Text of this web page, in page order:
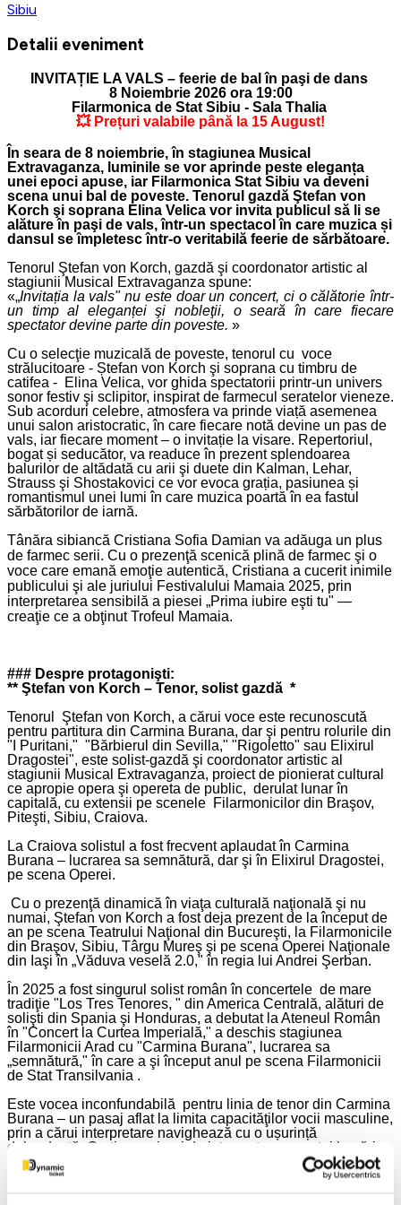
Sibiu
Detalii eveniment
INVITAȚIE LA VALS – feerie de bal în paşi de dans
8 Noiembrie 2026 ora 19:00
Filarmonica de Stat Sibiu - Sala Thalia
💥 Prețuri valabile până la 15 August!
În seara de 8 noiembrie, în stagiunea Musical
Extravaganza, luminile se vor aprinde peste eleganța
unei epoci apuse, iar Filarmonica Stat Sibiu va deveni
scena unui bal de poveste. Tenorul gazdă Ştefan von
Korch şi soprana Elina Velica vor invita publicul să li se
alăture în paşi de vals, într-un spectacol în care muzica și
dansul se împletesc într-o veritabilă feerie de sărbătoare.
Tenorul Ştefan von Korch, gazdă şi coordonator artistic al
stagiunii Musical Extravaganza spune:
«Invitația la vals" nu este doar un concert, ci o călătorie într-
un timp al eleganței şi nobleţii, o seară în care fiecare
spectator devine parte din poveste. »
Cu o selecţie muzicală de poveste, tenorul cu voce
strălucitoare - Ștefan von Korch şi soprana cu timbru de
catifea - Elina Velica, vor ghida spectatorii printr-un univers
sonor festiv şi sclipitor, inspirat de farmecul seratelor vieneze.
Sub acorduri celebre, atmosfera va prinde viață asemenea
unui salon aristocratic, în care fiecare notă devine un pas de
vals, iar fiecare moment – o invitație la visare. Repertoriul,
bogat și seducător, va readuce în prezent splendoarea
balurilor de altădată cu arii şi duete din Kalman, Lehar,
Strauss şi Shostakovici ce vor evoca grația, pasiunea și
romantismul unei lumi în care muzica poartă în ea fastul
sărbătorilor de iarnă.
Tânăra sibiancă Cristiana Sofia Damian va adăuga un plus
de farmec serii. Cu o prezenţă scenică plină de farmec şi o
voce care emană emoţie autentică, Cristiana a cucerit inimile
publicului şi ale juriului Festivalului Mamaia 2025, prin
interpretarea sensibilă a piesei „Prima iubire eşti tu" —
creaţie ce a obţinut Trofeul Mamaia.
### Despre protagonişti:
** Ştefan von Korch – Tenor, solist gazdă *
Tenorul Ştefan von Korch, a cărui voce este recunoscută
pentru partitura din Carmina Burana, dar şi pentru rolurile din
"I Puritani," "Bărbierul din Sevilla," "Rigoletto" sau Elixirul
Dragostei", este solist-gazdă şi coordonator artistic al
stagiunii Musical Extravaganza, proiect de pionierat cultural
ce apropie opera şi opereta de public, derulat lunar în
capitală, cu extensii pe scenele Filarmonicilor din Braşov,
Piteşti, Sibiu, Craiova.
La Craiova solistul a fost frecvent aplaudat în Carmina
Burana – lucrarea sa semnătură, dar şi în Elixirul Dragostei,
pe scena Operei.
Cu o prezenţă dinamică în viaţa culturală naţională şi nu
numai, Ştefan von Korch a fost deja prezent de la început de
an pe scena Teatrului Naţional din Bucureşti, la Filarmonicile
din Braşov, Sibiu, Târgu Mureş şi pe scena Operei Naţionale
din Iaşi în „Văduva veselă 2.0," în regia lui Andrei Şerban.
În 2025 a fost singurul solist român în concertele de mare
tradiţie "Los Tres Tenores, " din America Centrală, alături de
solişti din Spania şi Honduras, a debutat la Ateneul Român
în "Concert la Curtea Imperială," a deschis stagiunea
Filarmonicii Arad cu "Carmina Burana", lucrarea sa
semnătură," în care a şi început anul pe scena Filarmonicii
de Stat Transilvania .
Este vocea inconfundabilă pentru linia de tenor din Carmina
Burana – un pasaj aflat la limita capacităţilor vocii masculine,
prin a cărui interpretare navighează cu o ușurință
debordantă. Graţie manierei de interpretare acestei lucrări a
fost invitat în peste 40 de spectacole de Carmina Burana, în
Filarmonicile şi Instituţiile de cultură din ţară, dar şi peste